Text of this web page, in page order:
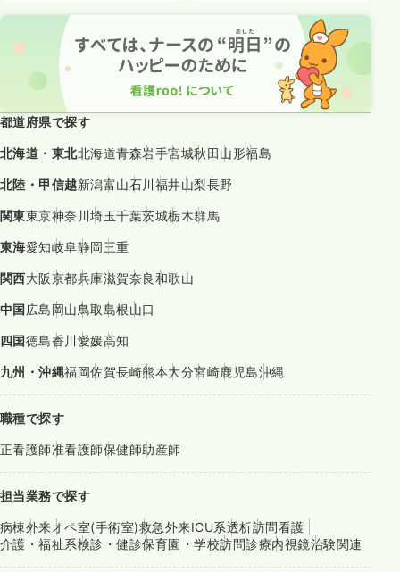
都道府県で探す
北海道・東北北海道青森岩手宮城秋田山形福島
北陸・甲信越新潟富山石川福井山梨長野
関東東京神奈川埼玉千葉茨城栃木群馬
東海愛知岐阜静岡三重
関西大阪京都兵庫滋賀奈良和歌山
中国広島岡山鳥取島根山口
四国徳島香川愛媛高知
九州・沖縄福岡佐賀長崎熊本大分宮崎鹿児島沖縄
職種で探す
正看護師准看護師保健師助産師
担当業務で探す
病棟外来オペ室(手術室)救急外来ICU系透析訪問看護
介護・福祉系検診・健診保育園・学校訪問診療内視鏡治験関連